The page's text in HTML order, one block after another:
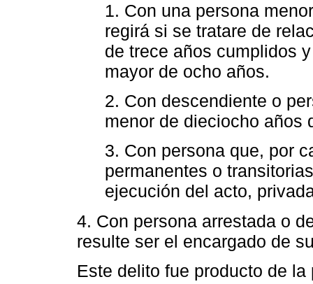
1. Con una persona
regirá si se tratare de
de trece años cumplidos
mayor de ocho años.
2. Con descendiente o
menor de dieciocho años
3. Con persona que, por
permanentes o
ejecución del acto,
4. Con persona arrestada o
resulte ser el encargado de
Este delito fue producto de